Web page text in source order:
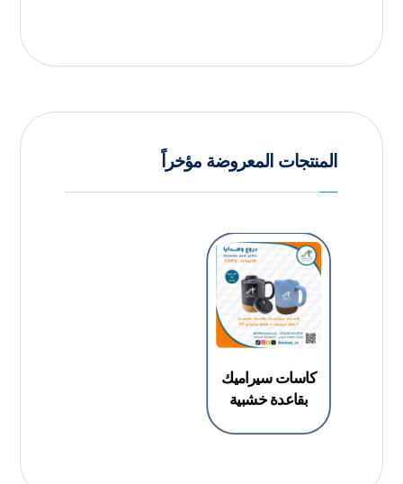
المنتجات المعروضة مؤخراً
كاسات سيراميك
بقاعدة خشبية